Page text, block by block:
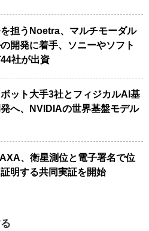
担うNoetra、マルチモーダル
開発に着手、ソニーやソフト
社が出資
ット大手3社とフィジカルAI基
へ、NVIDIAの世界基盤モデル
、衛星測位と電子署名で位
明する共同実証を開始